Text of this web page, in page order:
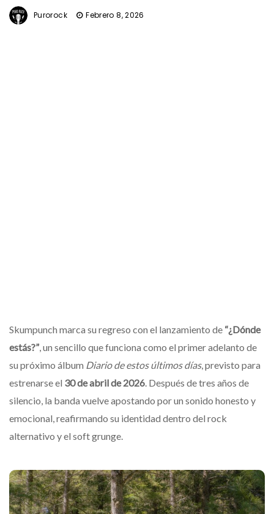
Purorock Febrero 8, 2026
Skumpunch marca su regreso con el lanzamiento de “¿Dónde
estás?”, un sencillo que funciona como el primer adelanto de
su próximo álbum Diario de estos últimos días, previsto para
estrenarse el 30 de abril de 2026. Después de tres años de
silencio, la banda vuelve apostando por un sonido honesto y
emocional, reafirmando su identidad dentro del rock
alternativo y el soft grunge.